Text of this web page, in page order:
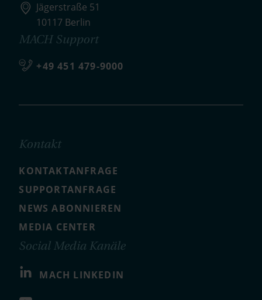
Jägerstraße 51
10117 Berlin
MACH Support
+49 451 479-9000
Kontakt
KONTAKTANFRAGE
SUPPORTANFRAGE
NEWS ABONNIEREN
MEDIA CENTER
Social Media Kanäle
MACH LINKEDIN